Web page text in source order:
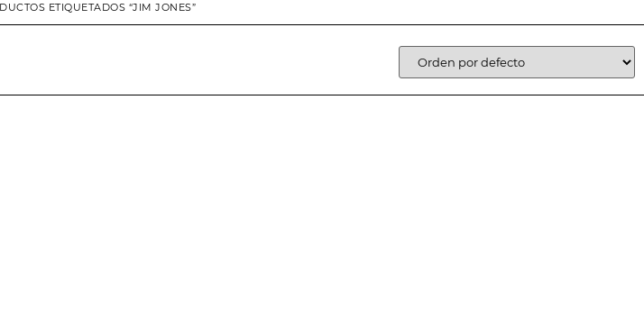
ETIQUETADOS “JIM JONES”